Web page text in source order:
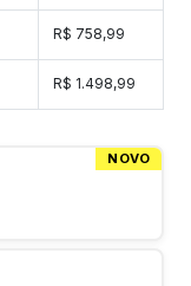
R$ 758,99
R$ 1.498,99
NOVO